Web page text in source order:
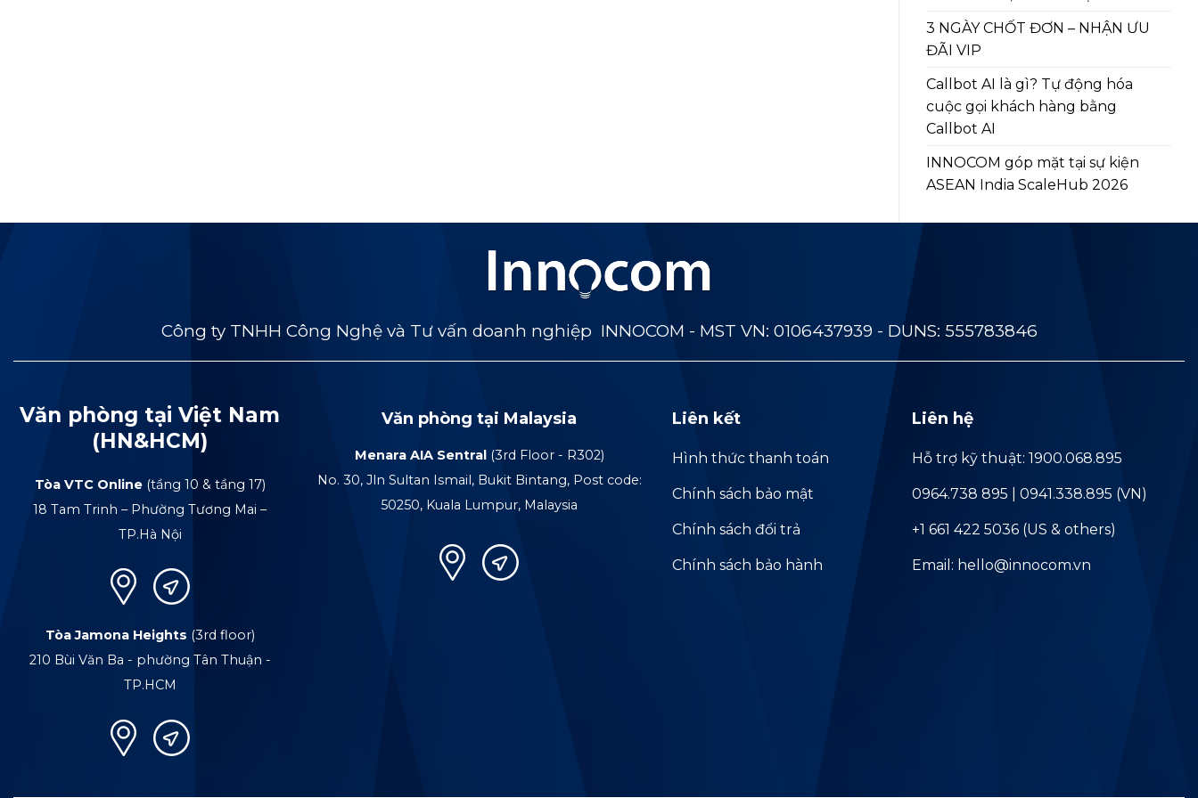
3 NGÀY CHỐT ĐƠN – NHẬN ƯU
ĐÃI VIP
Callbot AI là gì? Tự động hóa
cuộc gọi khách hàng bằng
Callbot AI
INNOCOM góp mặt tại sự kiện
ASEAN India ScaleHub 2026
Công ty TNHH Công Nghệ và Tư vấn doanh nghiệp INNOCOM - MST VN: 0106437939 - DUNS: 555783846
Văn phòng tại Việt Nam
(HN&HCM)
Tòa VTC Online(tầng 10 & tầng 17)
18 Tam Trinh – Phường Tương Mai –
TP.Hà Nội
Tòa Jamona Heights (3rd floor)
210 Bùi Văn Ba - phường Tân Thuận -
TP.HCM
Văn phòng tại Malaysia
Menara AIA Sentral (3rd Floor - R302)
No. 30, Jln Sultan Ismail, Bukit Bintang, Post code:
50250, Kuala Lumpur, Malaysia
Liên kết
Hình thức thanh toán
Chính sách bảo mật
Chính sách đổi trả
Chính sách bảo hành
Liên hệ
Hỗ trợ kỹ thuật: 1900.068.895
0964.738 895 | 0941.338.895 (VN)
+1 661 422 5036 (US & others)
Email: hello@innocom.vn